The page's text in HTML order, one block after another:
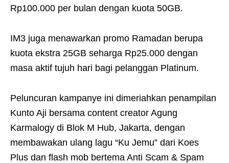
Rp100.000 per bulan dengan kuota 50GB.
IM3 juga menawarkan promo Ramadan berupa
kuota ekstra 25GB seharga Rp25.000 dengan
masa aktif tujuh hari bagi pelanggan Platinum.
Peluncuran kampanye ini dimeriahkan penampilan
Kunto Aji bersama content creator Agung
Karmalogy di Blok M Hub, Jakarta, dengan
membawakan ulang lagu “Ku Jemu” dari Koes
Plus dan flash mob bertema Anti Scam & Spam